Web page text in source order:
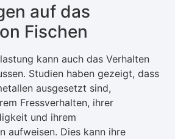
auf das
Fischen
kann auch das Verhalten
Studien haben gezeigt, dass
ausgesetzt sind,
Fressverhalten, ihrer
und ihrem
aufweisen. Dies kann ihre